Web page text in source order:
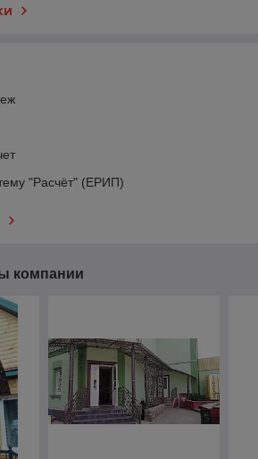
"Расчёт" (ЕРИП)
компании